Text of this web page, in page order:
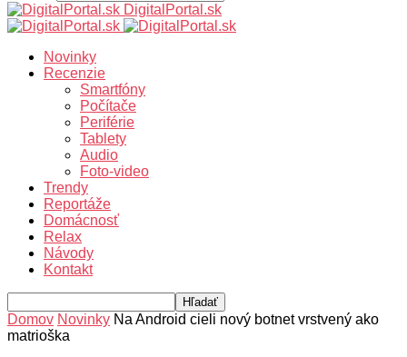
DigitalPortal.sk
Novinky
Recenzie
Smartfóny
Počítače
Periférie
Tablety
Audio
Foto-video
Trendy
Reportáže
Domácnosť
Relax
Návody
Kontakt
Domov Novinky Na Android cieli nový botnet vrstvený ako
matrioška